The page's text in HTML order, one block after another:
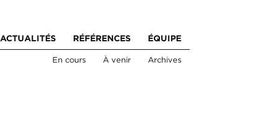
ACTUALITÉS RÉFÉRENCES ÉQUIPE
En cours À venir Archives